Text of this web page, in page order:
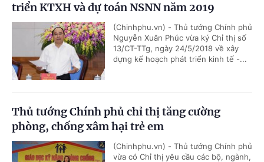
triển KTXH và dự toán NSNN năm 2019
(Chinhphu.vn) - Thủ tướng Chính phủ
Nguyễn Xuân Phúc vừa ký Chỉ thị số
13/CT-TTg, ngày 24/5/2018 về xây
dựng kế hoạch phát triển kinh tế -...
Thủ tướng Chính phủ chỉ thị tăng cường
phòng, chống xâm hại trẻ em
(Chinhphu.vn) - Thủ tướng Chính phủ
vừa có Chỉ thị yêu cầu các bộ, ngành,